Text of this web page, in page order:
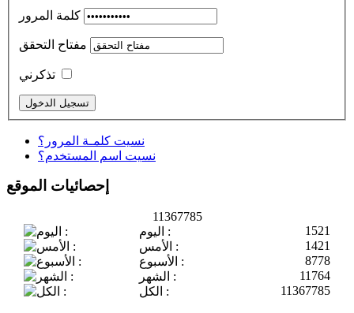
كلمة المرور
مفتاح التحقق
تذكرني
نسيت كلمـة المرور؟
نسيت اسم المستخدم؟
إحصائيات الموقع
11367785
اليوم :
1521
الأمس :
1421
الأسبوع :
8778
الشهر :
11764
الكل :
11367785